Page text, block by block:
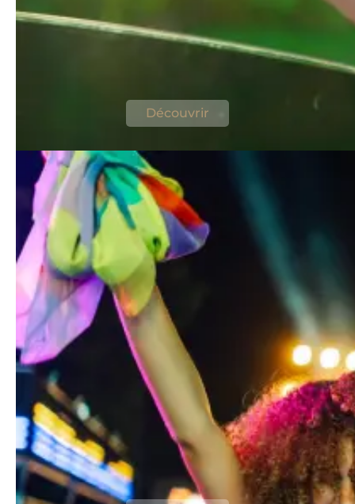
Best Western Plus Hôtel Metz
Technopôle : la pause que
votre famille attendait sur la
Découvrir
Quelles sont les festivités
incontournables de Metz
pour 2026 ?
Le calendrier des évènements à noter
dans votre agenda